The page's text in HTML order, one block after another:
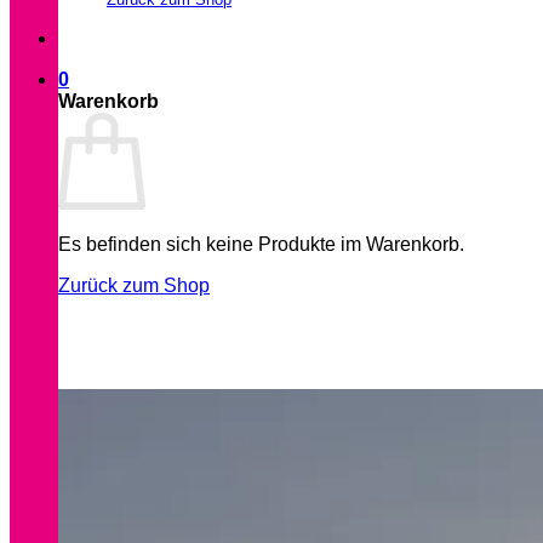
0
Warenkorb
Es befinden sich keine Produkte im Warenkorb.
Zurück zum Shop